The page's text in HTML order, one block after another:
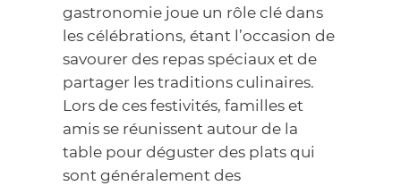
gastronomie joue un rôle clé dans
les célébrations, étant l’occasion de
savourer des repas spéciaux et de
partager les traditions culinaires.
Lors de ces festivités, familles et
amis se réunissent autour de la
table pour déguster des plats qui
sont généralement des